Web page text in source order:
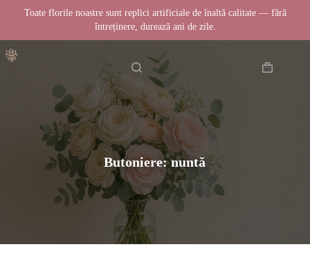
Toate florile noastre sunt replici artificiale de înaltă calitate — fără
întreținere, durează ani de zile.
la
Coș
Acasă
Butoniere: nuntă